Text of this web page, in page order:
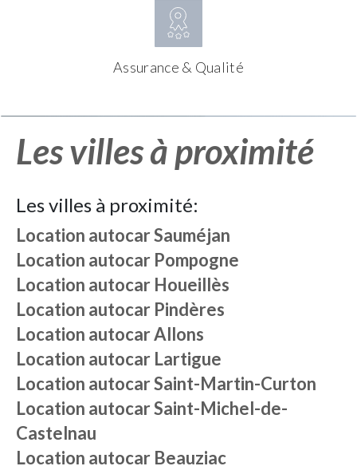
Assurance & Qualité
Les villes à proximité
Les villes à proximité:
Location autocarSauméjan
Location autocar Pompogne
Location autocar Houeillès
Location autocar Pindères
Location autocarAllons
Location autocar Lartigue
Location autocarSaint-Martin-Curton
Location autocarSaint-Michel-de-
Castelnau
Location autocar Beauziac